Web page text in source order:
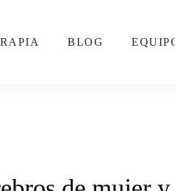
BLOG